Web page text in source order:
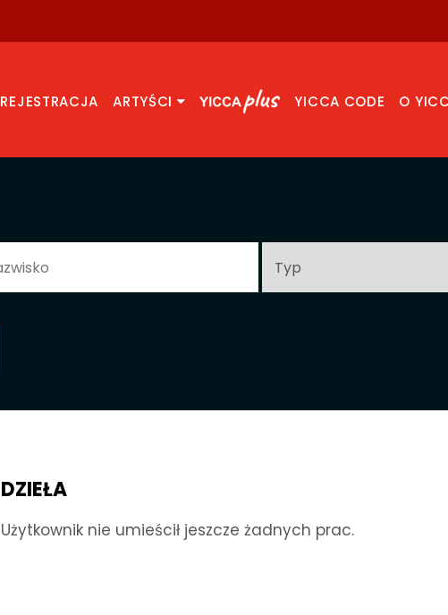
REJESTRACJA ARTYŚCI YICCA CODE O
DZIEŁA
Użytkownik nie umieścił jeszcze żadnych prac.